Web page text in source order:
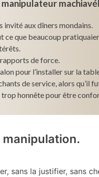
manipulateur
invité aux dîners mondains.
ce que beaucoup
de force.
pour l’installer sur la
de service, alors qu’il
trop honnête pour être
manipulation.
sans la justifier, sans